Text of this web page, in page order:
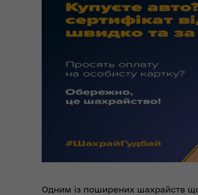
єВідновлення
Одним із поширених шахрайств